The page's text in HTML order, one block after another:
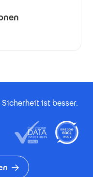
ist besser.